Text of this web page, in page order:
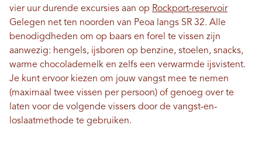
vier uur durende excursies aan op Rockport-reservoir
Gelegen net ten noorden van Peoa langs SR 32. Alle
benodigdheden om op baars en forel te vissen zijn
aanwezig: hengels, ijsboren op benzine, stoelen, snacks,
warme chocolademelk en zelfs een verwarmde ijsvistent.
Je kunt ervoor kiezen om jouw vangst mee te nemen
(maximaal twee vissen per persoon) of genoeg over te
laten voor de volgende vissers door de vangst-en-
loslaatmethode te gebruiken.